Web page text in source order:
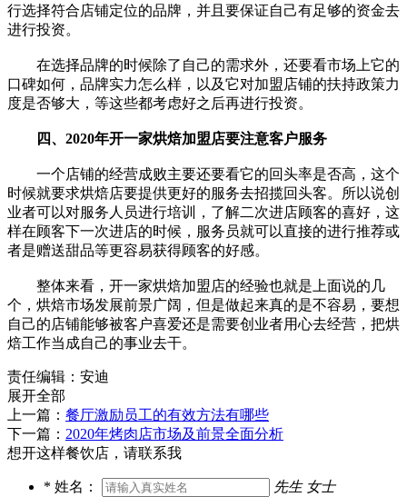
行选择符合店铺定位的品牌，并且要保证自己有足够的资金去
进行投资。
在选择品牌的时候除了自己的需求外，还要看市场上它的
口碑如何，品牌实力怎么样，以及它对加盟店铺的扶持政策力
度是否够大，等这些都考虑好之后再进行投资。
四、2020年开一家烘焙加盟店要注意客户服务
一个店铺的经营成败主要还要看它的回头率是否高，这个
时候就要求烘焙店要提供更好的服务去招揽回头客。所以说创
业者可以对服务人员进行培训，了解二次进店顾客的喜好，这
样在顾客下一次进店的时候，服务员就可以直接的进行推荐或
者是赠送甜品等更容易获得顾客的好感。
整体来看，开一家烘焙加盟店的经验也就是上面说的几
个，烘焙市场发展前景广阔，但是做起来真的是不容易，要想
自己的店铺能够被客户喜爱还是需要创业者用心去经营，把烘
焙工作当成自己的事业去干。
责任编辑：安迪
展开全部
上一篇： 餐厅激励员工的有效方法有哪些
下一篇： 2020年烤肉店市场及前景全面分析
想开这样餐饮店，请联系我
* 姓名： 先生 女士